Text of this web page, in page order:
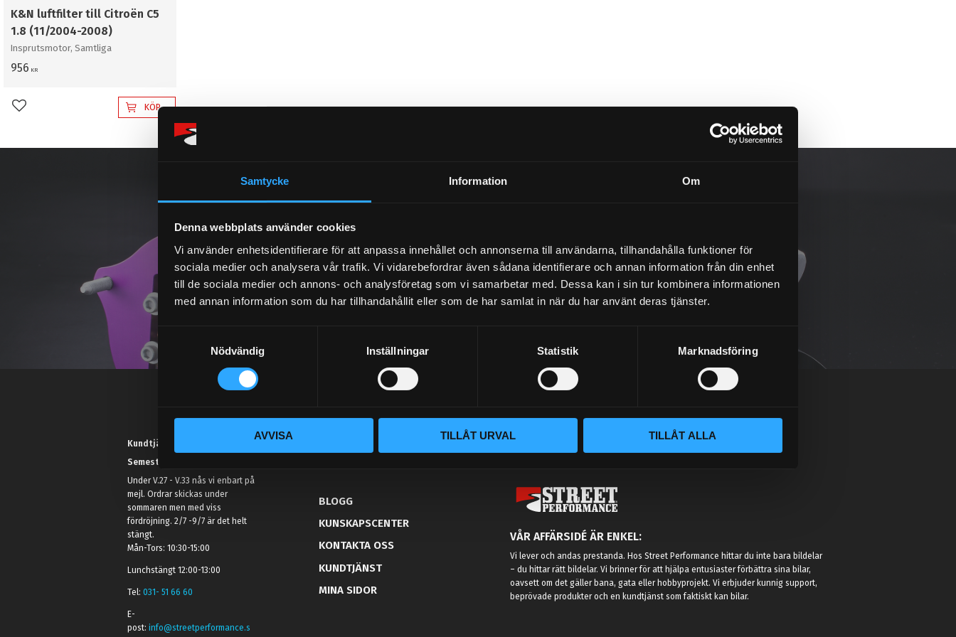
Samtycke Information Om
Denna webbplats använder cookies
Vi använder enhetsidentifierare för att anpassa innehållet och annonserna till användarna, tillhandahålla funktioner för
sociala medier och analysera vår trafik. Vi vidarebefordrar även sådana identifierare och annan information från din enhet
till de sociala medier och annons- och analysföretag som vi samarbetar med. Dessa kan i sin tur kombinera informationen
med annan information som du har tillhandahållit eller som de har samlat in när du har använt deras tjänster.
S
a
m
k
v
a
l
Nödvändig Inställningar Statistik Marknadsföring
AVVISA TILLÅT URVAL TILLÅT ALLA
K&N luftfilter till Citroën C5
1.8 (11/2004-2008)
Insprutsmotor, Samtliga
956 KR
Lägg till i favoriter KÖP
PRENUMERERA
Kundtjänst telefon:
Semestertider.
Under V.27 - V.33 nås vi enbart på
mejl. Ordrar skickas under
sommaren men med viss
fördröjning. 2/7 -9/7 är det helt
stängt.
Mån-Tors: 10:30-15:00
Lunchstängt 12:00-13:00
Tel:031- 51 66 60
E-
post:info@streetperformance.s
BLOGG
KUNSKAPSCENTER
KONTAKTA OSS
KUNDTJÄNST
MINA SIDOR
VÅR AFFÄRSIDÉ ÄR ENKEL:
Vi lever och andas prestanda. Hos Street Performance hittar du inte bara bildelar
– du hittar rätt bildelar. Vi brinner för att hjälpa entusiaster förbättra sina bilar,
oavsett om det gäller bana, gata eller hobbyprojekt. Vi erbjuder kunnig support,
beprövade produkter och en kundtjänst som faktiskt kan bilar.